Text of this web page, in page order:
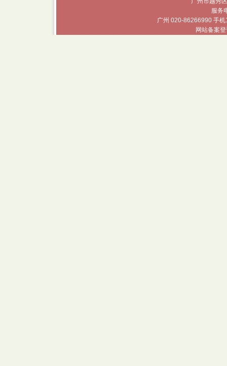
服务
广州 020-86266990 手
网站备案